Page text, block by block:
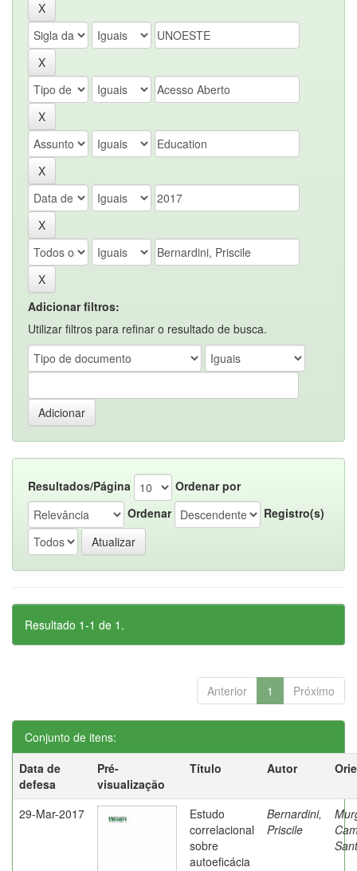
Adicionar filtros:
Utilizar filtros para refinar o resultado de busca.
Resultados/Página
Ordenar por
Ordenar
Registro(s)
Resultado 1-1 de 1.
Anterior 1 Próximo
Conjunto de itens:
Data de
defesa
Pré-
visualização
Título Autor
29-Mar-2017
Estudo
correlacional
sobre
autoeficácia
Bernardini,
Priscile